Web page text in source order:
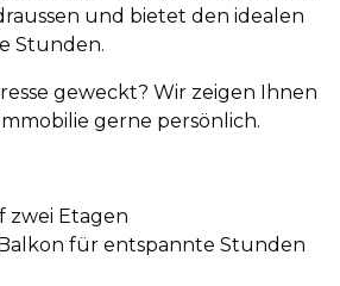
und bietet den idealen
Stunden.
geweckt? Wir zeigen Ihnen
gerne persönlich.
zwei Etagen
für entspannte Stunden